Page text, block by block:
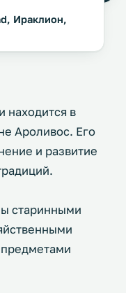
Ираклион,
находится в
Ароливос. Его
и развитие
старинными